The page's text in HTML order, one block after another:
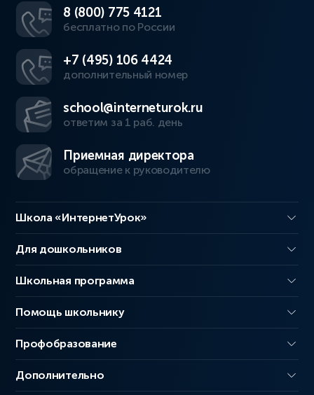
8 (800) 775 4121
бесплатно по России
+7 (495) 106 4424
дополнительный номер
school@interneturok.ru
ответим за 1 раб. день
Приемная директора
обращение к руководителю
Школа «ИнтернетУрок»
Для дошкольников
Школьная программа
Помощь школьнику
Профобразование
Дополнительно